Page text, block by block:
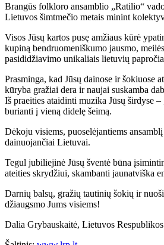
Brangūs folkloro ansamblio „Ratilio“
Lietuvos šimtmečio metais minint
Visos Jūsų kartos pusę amžiaus kūrė
kupiną bendruomeniškumo jausmo,
pasididžiavimo unikaliais lietuvių
Prasminga, kad Jūsų dainose ir šokiuose
kūryba gražiai dera ir naujai suskamba
Iš praeities ataidinti muzika Jūsų širdyse
burianti į vieną didelę šeimą.
Dėkoju visiems, puoselėjantiems
dainuojančiai Lietuvai.
Tegul jubiliejinė Jūsų šventė būna
ateities skrydžiui, skambanti jaunatviška
Darnių balsų, gražių tautinių šokių ir
džiaugsmo Jums visiems!
Dalia Grybauskaitė, Lietuvos